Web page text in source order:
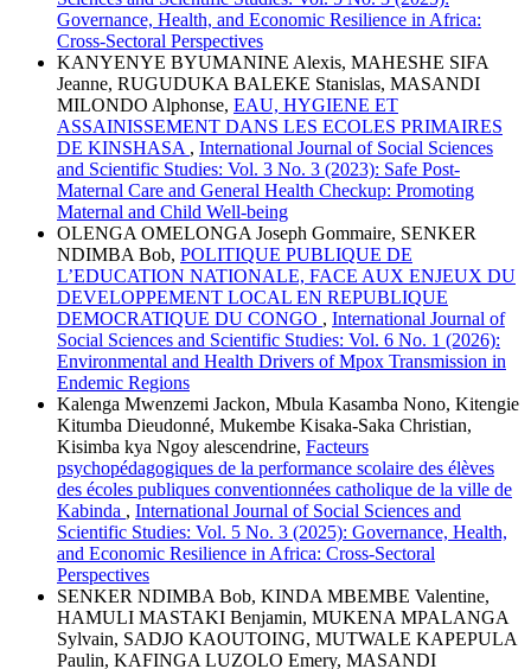
Governance, Health, and Economic Resilience in Africa:
Cross-Sectoral Perspectives
KANYENYE BYUMANINE Alexis, MAHESHE SIFA
Jeanne, RUGUDUKA BALEKE Stanislas, MASANDI
MILONDO Alphonse, EAU, HYGIENE ET
ASSAINISSEMENT DANS LES ECOLES PRIMAIRES
DE KINSHASA , International Journal of Social Sciences
and Scientific Studies: Vol. 3 No. 3 (2023): Safe Post-
Maternal Care and General Health Checkup: Promoting
Maternal and Child Well-being
OLENGA OMELONGA Joseph Gommaire, SENKER
NDIMBA Bob, POLITIQUE PUBLIQUE DE
L’EDUCATION NATIONALE, FACE AUX ENJEUX DU
DEVELOPPEMENT LOCAL EN REPUBLIQUE
DEMOCRATIQUE DU CONGO , International Journal of
Social Sciences and Scientific Studies: Vol. 6 No. 1 (2026):
Environmental and Health Drivers of Mpox Transmission in
Endemic Regions
Kalenga Mwenzemi Jackon, Mbula Kasamba Nono, Kitengie
Kitumba Dieudonné, Mukembe Kisaka-Saka Christian,
Kisimba kya Ngoy alescendrine, Facteurs
psychopédagogiques de la performance scolaire des élèves
des écoles publiques conventionnées catholique de la ville de
Kabinda , International Journal of Social Sciences and
Scientific Studies: Vol. 5 No. 3 (2025): Governance, Health,
and Economic Resilience in Africa: Cross-Sectoral
Perspectives
SENKER NDIMBA Bob, KINDA MBEMBE Valentine,
HAMULI MASTAKI Benjamin, MUKENA MPALANGA
Sylvain, SADJO KAOUTOING, MUTWALE KAPEPULA
Paulin, KAFINGA LUZOLO Emery, MASANDI